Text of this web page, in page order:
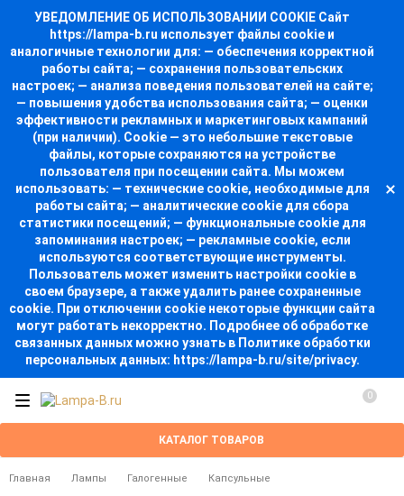
УВЕДОМЛЕНИЕ ОБ ИСПОЛЬЗОВАНИИ COOKIE Сайт
https://lampa-b.ru использует файлы cookie и
аналогичные технологии для: — обеспечения корректной
работы сайта; — сохранения пользовательских
настроек; — анализа поведения пользователей на сайте;
— повышения удобства использования сайта; — оценки
эффективности рекламных и маркетинговых кампаний
(при наличии). Cookie — это небольшие текстовые
файлы, которые сохраняются на устройстве
пользователя при посещении сайта. Мы можем
использовать: — технические cookie, необходимые для
работы сайта; — аналитические cookie для сбора
статистики посещений; — функциональные cookie для
запоминания настроек; — рекламные cookie, если
используются соответствующие инструменты.
Пользователь может изменить настройки cookie в
своем браузере, а также удалить ранее сохраненные
cookie. При отключении cookie некоторые функции сайта
могут работать некорректно. Подробнее об обработке
связанных данных можно узнать в Политике обработки
персональных данных: https://lampa-b.ru/site/privacy.
КАТАЛОГ ТОВАРОВ
0
Главная Лампы Галогенные Капсульные